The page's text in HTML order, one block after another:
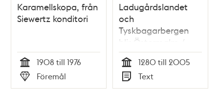
Karamellskopa, från
Siewertz konditori
Tid
1908 till 1976
Typ
Föremål
Ladugårdslandet
och
Tyskbagarbergen
blir Östermalm /
Raoul F. Boström
Tid
1280 till 2005
Typ
Text